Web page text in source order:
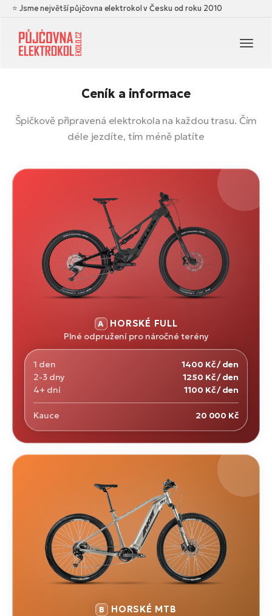
⭐ Jsme největší půjčovna elektrokol v Česku od roku 2010
Ceník a informace
Špičkově připravená elektrokola na každou trasu. Čím
déle jezdíte, tím méně platíte
HORSKÉ FULL
Plné odpružení pro náročné terény
1 den
1400 Kč / den
2-3 dny
1250 Kč / den
4+ dní
1100 Kč / den
Kauce 20 000 Kč
HORSKÉ MTB